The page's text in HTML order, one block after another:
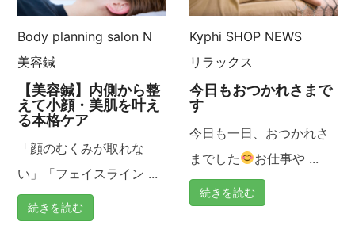
Body planning salon N
美容鍼
【美容鍼】内側から整
えて小顔・美肌を叶え
る本格ケア
「顔のむくみが取れな
い」「フェイスライン ...
続きを読む
Kyphi SHOP NEWS
リラックス
今日もおつかれさまで
す
今日も一日、おつかれさ
までした
お仕事や ...
続きを読む